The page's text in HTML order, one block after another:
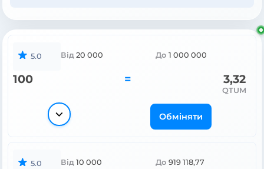
5.0 Від 20 000 До 1 000 000
100 = 3,32
QTUM
Обміняти
5.0 Від 10 000 До 919 118,77